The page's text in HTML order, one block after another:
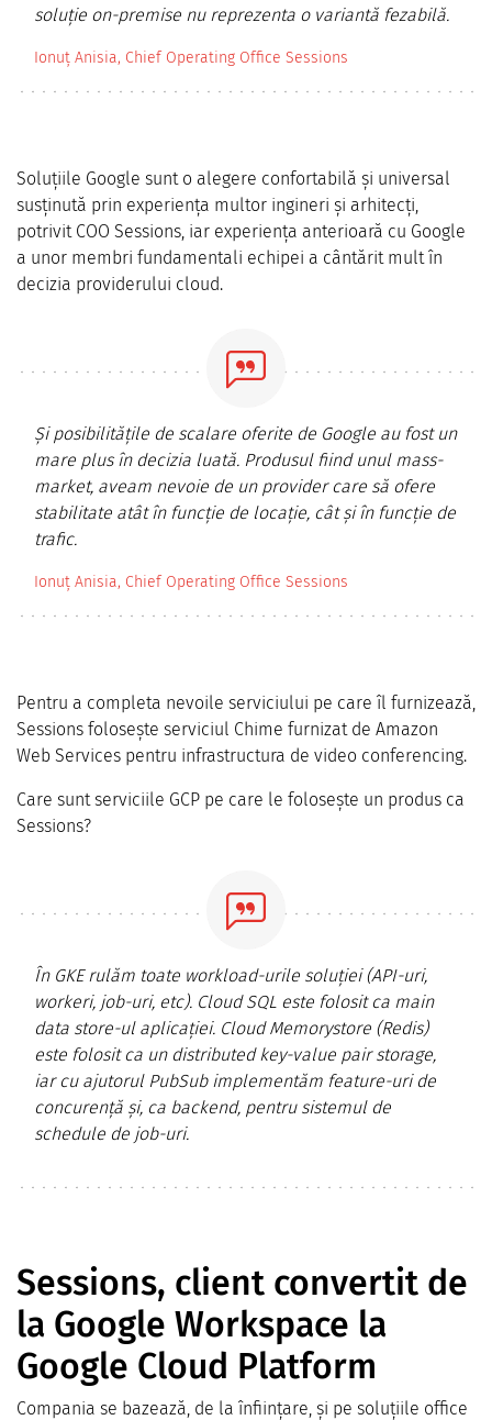
soluție on-premise nu reprezenta o variantă fezabilă.
Ionuț Anisia, Chief Operating Office Sessions
Soluțiile Google sunt o alegere confortabilă și universal
susținută prin experiența multor ingineri și arhitecți,
potrivit COO Sessions, iar experiența anterioară cu Google
a unor membri fundamentali echipei a cântărit mult în
decizia providerului cloud.
Și posibilitățile de scalare oferite de Google au fost un
mare plus în decizia luată. Produsul fiind unul mass-
market, aveam nevoie de un provider care să ofere
stabilitate atât în funcție de locație, cât și în funcție de
trafic.
Ionuț Anisia, Chief Operating Office Sessions
Pentru a completa nevoile serviciului pe care îl furnizează,
Sessions folosește serviciul Chime furnizat de Amazon
Web Services pentru infrastructura de video conferencing.
Care sunt serviciile GCP pe care le folosește un produs ca
Sessions?
În GKE rulăm toate workload-urile soluției (API-uri,
workeri, job-uri, etc). Cloud SQL este folosit ca main
data store-ul aplicației. Cloud Memorystore (Redis)
este folosit ca un distributed key-value pair storage,
iar cu ajutorul PubSub implementăm feature-uri de
concurență și, ca backend, pentru sistemul de
schedule de job-uri.
Sessions, client convertit de
la Google Workspace la
Google Cloud Platform
Compania se bazează, de la înființare, și pe soluțiile office